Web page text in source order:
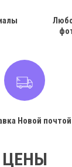
Новой почтой
ЦЕНЫ